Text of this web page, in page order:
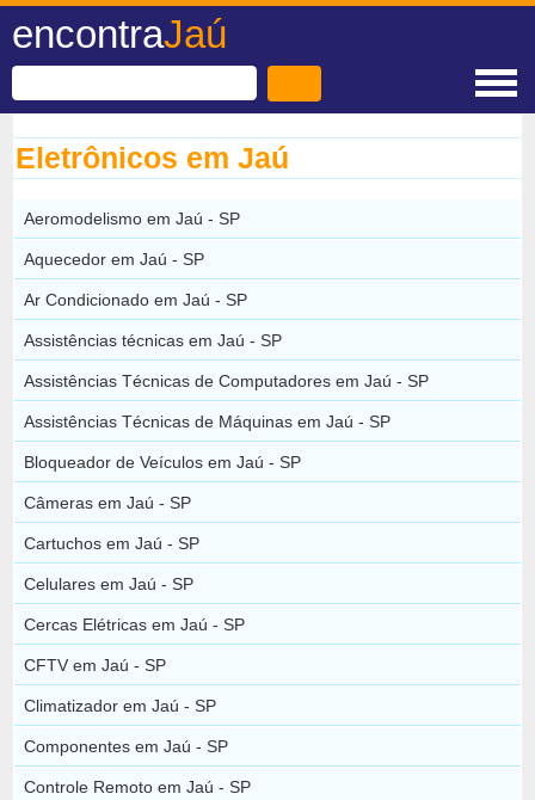
encontraJaú
Eletrônicos em Jaú
Aeromodelismo em Jaú - SP
Aquecedor em Jaú - SP
Ar Condicionado em Jaú - SP
Assistências técnicas em Jaú - SP
Assistências Técnicas de Computadores em Jaú - SP
Assistências Técnicas de Máquinas em Jaú - SP
Bloqueador de Veículos em Jaú - SP
Câmeras em Jaú - SP
Cartuchos em Jaú - SP
Celulares em Jaú - SP
Cercas Elétricas em Jaú - SP
CFTV em Jaú - SP
Climatizador em Jaú - SP
Componentes em Jaú - SP
Controle Remoto em Jaú - SP